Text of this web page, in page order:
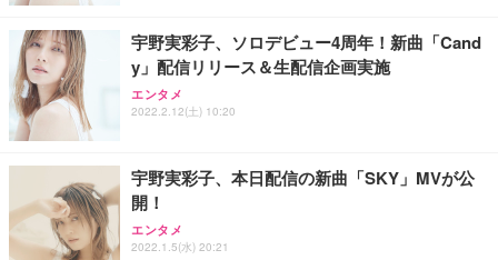
ョン PCチェア 通気性メッシュ ゲーミング/勉強/事
務用 おしゃれ パソコンチェア (ブラック)
Sezlife オフィスチェア デスクチェア 疲れない テレ
ワーク チェア 強化バックレスト 30度ロッキング機
能 人間工学 椅子 腰サポート 90度跳ね上げ式アーム
務用 おしゃれ パソコンチェア (ホワイト)
ANDWINT オフィスチェア デスクチェア 肘なし メ
ッシュ 通気性 ランバーサポート付き 腰サポート ガ
ス圧無段階昇降 360度回転 キャスター付き コンパク
【整備済み品】Dell E2724HS 27インチ 液晶モニタ
ー フルHD（1920×1080）VA 非光沢 HDMI/DisplayP
ort/VGA スピーカー内蔵 高さ調整 スイベル VESA対
【MiniLED/24.5inch/280Hz/FHD】GRAPHT THE S
HOOTER Gaming Monitor 24” Essential ゲーミン
グモニター QD 24.5インチ 1ms FHD 量子ドット 残
Smart Basic(スマートベーシック) 【Amazon.co.jp
限定】 Smart Basic アイリスオーヤマ ペットシーツ
超厚型 お徳用 ワイド 100枚入 (x 1) (ケース販売)
アイリスオーヤマ ペットシーツ 超厚型 お徳用 レギ
ュラー 200枚入【Amazon.co.jp限定】
宇野実彩子、ソロデビュー4周年！新曲「Cand
y」配信リリース＆生配信企画実施
エンタメ
2022.2.12(土) 10:20
宇野実彩子、本日配信の新曲「SKY」MVが公
開！
エンタメ
2022.1.5(水) 20:21